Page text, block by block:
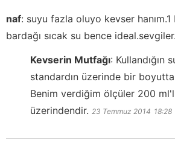
naf: suyu fazla oluyo kevser
bardağı sıcak su bence
Kevserin Mutfağı: Kullandığın
standardın üzerinde bir boyutta
Benim verdiğim ölçüler 200
üzerindendir. 23 Temmuz 2014 18:28